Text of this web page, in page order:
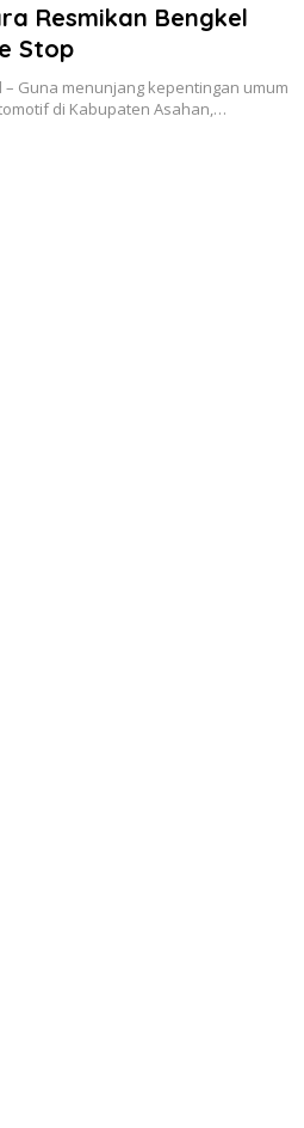
Resmikan Bengkel
Stop
– Guna menunjang kepentingan umum
di Kabupaten Asahan,…